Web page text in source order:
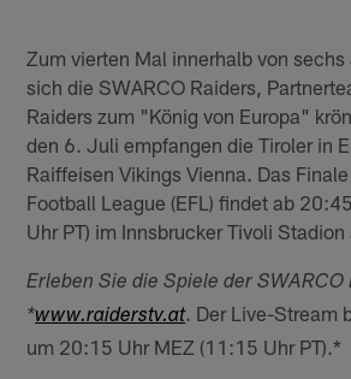
Zum vierten Mal innerhalb von
sich die SWARCO Raiders,
Raiders zum "König von Europa"
den 6. Juli empfangen die Tiroler in
Raiffeisen Vikings Vienna. Das
Football League (EFL) findet ab
Uhr PT) im Innsbrucker Tivoli Stadion
Erleben Sie die Spiele der SWARCO
*www.raiderstv.at. Der Live-Stream
um 20:15 Uhr MEZ (11:15 Uhr PT).*